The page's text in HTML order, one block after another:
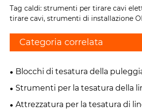
Tag caldi: strumenti per tirare cavi
tirare cavi, strumenti di installazione
Categoria correlata
Blocchi di tesatura della
Strumenti per la tesatura della
trasmissione
Attrezzatura per la tesatura di